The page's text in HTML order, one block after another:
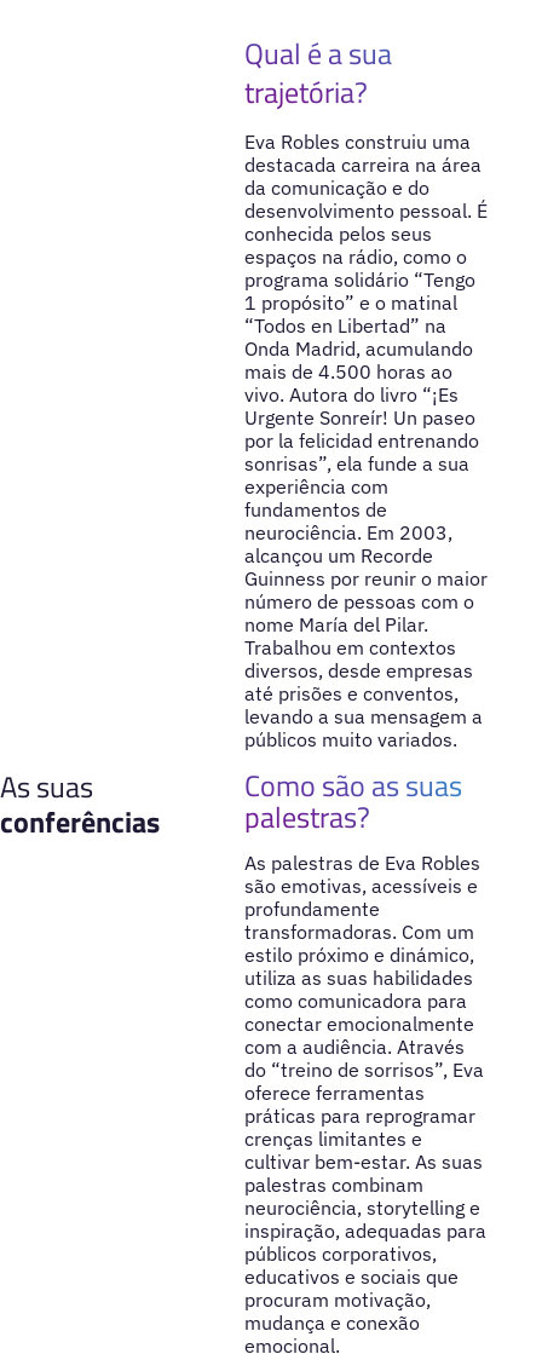
Qual é a sua
trajetória?
Eva Robles construiu uma
destacada carreira na área
da comunicação e do
desenvolvimento pessoal. É
conhecida pelos seus
espaços na rádio, como o
programa solidário “Tengo
1 propósito” e o matinal
“Todos en Libertad” na
Onda Madrid, acumulando
mais de 4.500 horas ao
vivo. Autora do livro “¡Es
Urgente Sonreír! Un paseo
por la felicidad entrenando
sonrisas”, ela funde a sua
experiência com
fundamentos de
neurociência. Em 2003,
alcançou um Recorde
Guinness por reunir o maior
número de pessoas com o
nome María del Pilar.
Trabalhou em contextos
diversos, desde empresas
até prisões e conventos,
levando a sua mensagem a
públicos muito variados.
As suas
conferências
Como são as suas
palestras?
As palestras de Eva Robles
são emotivas, acessíveis e
profundamente
transformadoras. Com um
estilo próximo e dinámico,
utiliza as suas habilidades
como comunicadora para
conectar emocionalmente
com a audiência. Através
do “treino de sorrisos”, Eva
oferece ferramentas
práticas para reprogramar
crenças limitantes e
cultivar bem-estar. As suas
palestras combinam
neurociência, storytelling e
inspiração, adequadas para
públicos corporativos,
educativos e sociais que
procuram motivação,
mudança e conexão
emocional.